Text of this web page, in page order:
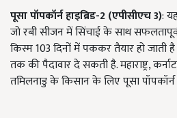
पूसा पॉपकॉर्न हाइब्रिड-2 (एपीसीएच 3):
जो रबी सीजन में सिंचाई के साथ
किस्म 103 दिनों में पककर तैयार हो जाती
तक की पैदावार दे सकती है. महाराष्ट्र,
तमिलनाडु के किसान के लिए पूसा पॉपकॉर्न